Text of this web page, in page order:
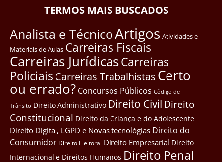
TERMOS MAIS BUSCADOS
Analista e TécnicoArtigos Atividades e
Materiais de Aulas Carreiras Fiscais
Carreiras JurídicasCarreiras
Policiais Carreiras Trabalhistas Certo
ou errado? Concursos Públicos Côdigo de
Trânsito Direito Administrativo Direito Civil Direito
Constitucional Direito da Criança e do Adolescente
Direito Digital, LGPD e Novas tecnológias Direito do
Consumidor Direito Eleitoral Direito Empresarial Direito
Internacional e Direitos Humanos Direito Penal